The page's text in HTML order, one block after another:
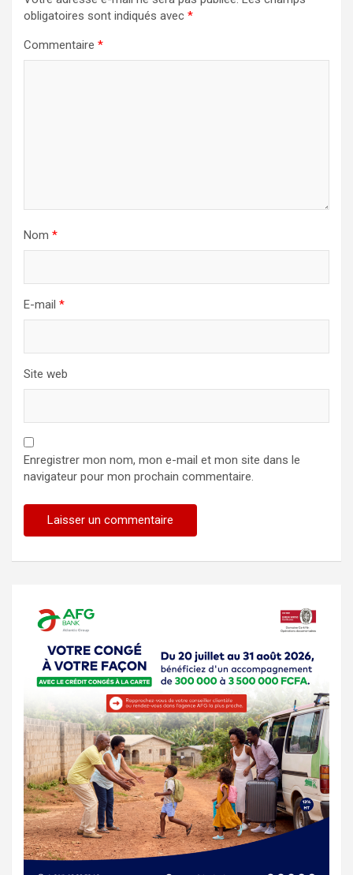
obligatoires sont indiqués avec *
Commentaire *
Nom *
E-mail *
Site web
Enregistrer mon nom, mon e-mail et mon site dans le
navigateur pour mon prochain commentaire.